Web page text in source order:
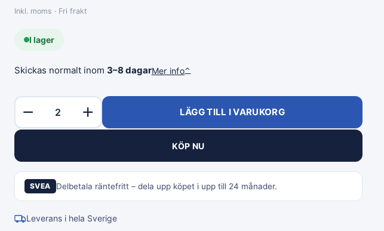
Inkl. moms · Fri frakt
I lager
Skickas normalt inom 3–8 dagarMer info⌃
LÄGG TILL I VARUKORG
KÖP NU
SVEA Delbetala räntefritt – dela upp köpet i upp till 24 månader.
Leverans i hela Sverige